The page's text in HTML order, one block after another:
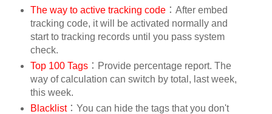
The way to active tracking code：After embed
tracking code, it will be activated normally and
start to tracking records until you pass system
check.
Top 100 Tags：Provide percentage report. The
way of calculation can switch by total, last week,
this week.
Blacklist：You can hide the tags that you don't